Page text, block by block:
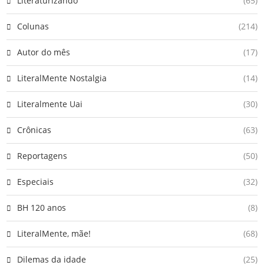
Colunas (214)
Autor do mês (17)
LiteralMente Nostalgia (14)
Literalmente Uai (30)
Crônicas (63)
Reportagens (50)
Especiais (32)
BH 120 anos (8)
LiteralMente, mãe! (68)
Dilemas da idade (25)